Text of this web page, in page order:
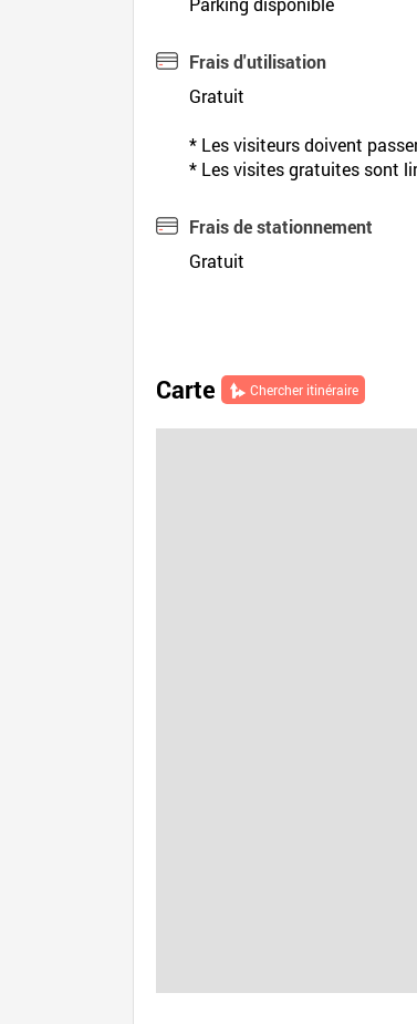
Frais d'utilisation
Gratuit
* Les visiteurs doivent
* Les visites gratuites sont
Frais de stationnement
Gratuit
Carte Chercher itinéraire